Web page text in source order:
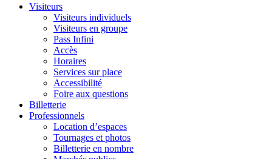
Visiteurs
Visiteurs individuels
Visiteurs en groupe
Pass Infini
Accès
Horaires
Services sur place
Accessibilité
Foire aux questions
Billetterie
Professionnels
Location d’espaces
Tournages et photos
Billetterie en nombre